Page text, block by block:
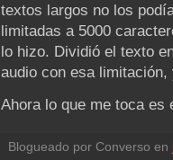
textos largos no los
limitadas a 5000
lo hizo. Dividió el texto
audio con esa
Ahora lo que me toca
Blogueado por Converso en